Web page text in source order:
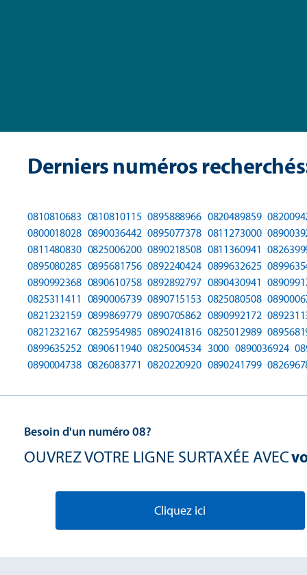
Derniers numéros
0810810683 0810810115 0895888966 0820489859
0800018028 0890036442 0895077378 0811273000
0811480830 0825006200 0890218508 0811360941
0895080285 0895681756 0892240424 0899632625
0890992368 0890610758 0892892797 0890430941
0825311411 0890006739 0890715153 0825080508
0821232159 0899869779 0890705862 0890992172
0821232167 0825954985 0890241816 0825012989
0899635252 0890611940 0825004534 3000 0890036924
0890004738 0826083771 0820220920 0890241799
Besoin d'un numéro 08?
OUVREZ VOTRE LIGNE SURTAXÉE AVEC
Cliquez ici